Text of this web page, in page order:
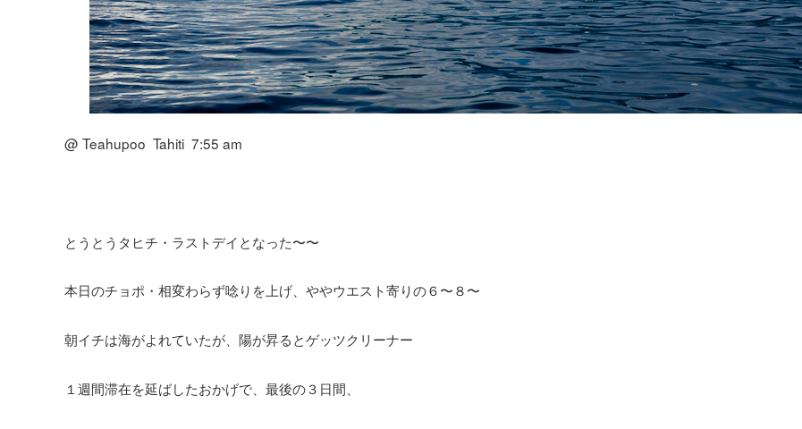
@ Teahupoo Tahiti 7:55 am
とうとうタヒチ・ラストデイとなった〜〜
本日のチョポ・相変わらず唸りを上げ、ややウエスト寄りの６〜８〜
朝イチは海がよれていたが、陽が昇るとゲッツクリーナー
１週間滞在を延ばしたおかげで、最後の３日間、